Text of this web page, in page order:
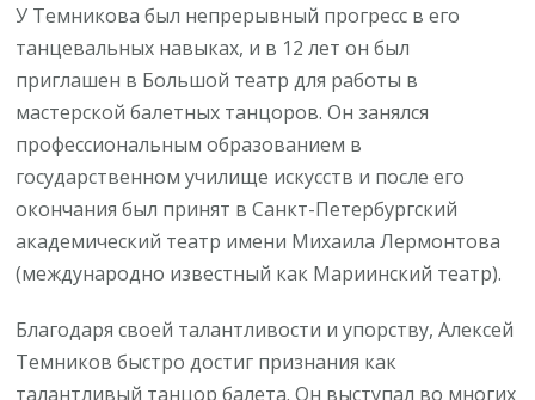
У Темникова был непрерывный прогресс в его
танцевальных навыках, и в 12 лет он был
приглашен в Большой театр для работы в
мастерской балетных танцоров. Он занялся
профессиональным образованием в
государственном училище искусств и после его
окончания был принят в Санкт-Петербургский
академический театр имени Михаила Лермонтова
(международно известный как Мариинский театр).
Благодаря своей талантливости и упорству, Алексей
Темников быстро достиг признания как
талантливый танцор балета. Он выступал во многих